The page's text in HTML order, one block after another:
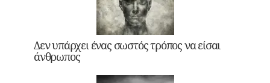
Δεν υπάρχει ένας σωστός τρόπος να είσαι
άνθρωπος